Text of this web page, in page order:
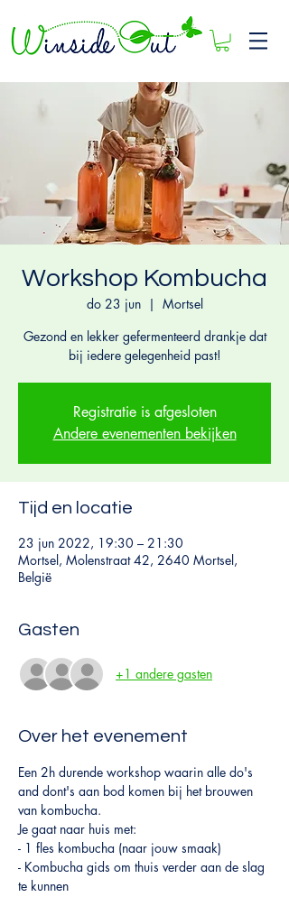
Workshop Kombucha
do 23 jun
  |
Mortsel
Gezond en lekker gefermenteerd drankje dat
bij iedere gelegenheid past!
Registratie is afgesloten
Andere evenementen bekijken
Tijd en locatie
23 jun 2022, 19:30 – 21:30
Mortsel, Molenstraat 42, 2640 Mortsel,
België
Gasten
+1 andere gasten
Over het evenement
Een 2h durende workshop waarin alle do's
and dont's aan bod komen bij het brouwen
van kombucha.
Je gaat naar huis met:
- 1 fles kombucha (naar jouw smaak)
- Kombucha gids om thuis verder aan de slag
te kunnen